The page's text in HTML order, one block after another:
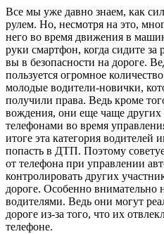
Все мы уже давно знаем, как
рулем. Но, несмотря на это,
него во время движения в
руки смартфон, когда сидите за
вы в безопасности на дороге.
пользуется огромное
молодые водители-новички,
получили права. Ведь кроме
вождения, они еще чаще
телефонами во время
итоге эта категория водителей
попасть в ДТП. Поэтому
от телефона при управлении
контролировать других
дороге. Особенно внимательно
водителями. Ведь они могут
дороге из-за того, что их
телефоне.